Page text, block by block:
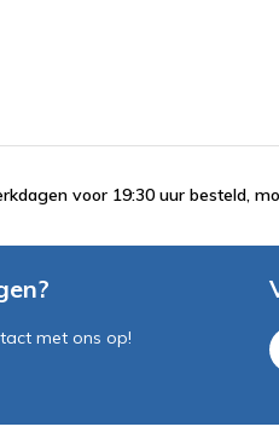
voor 19:30 uur besteld,
met ons op!